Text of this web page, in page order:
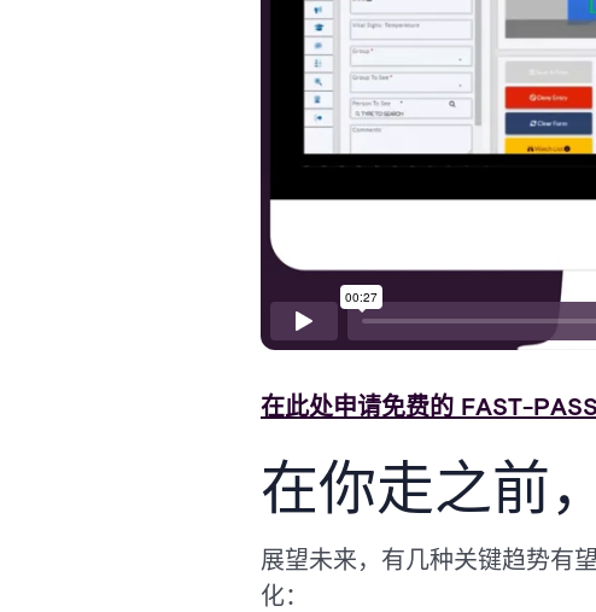
在此处申请免费的 FAST-
在你走之前
展望未来，有几种关键趋势有
化：